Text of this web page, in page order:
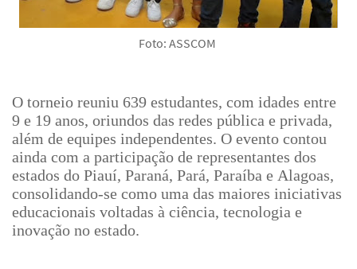
Foto: ASSCOM
O torneio reuniu 639 estudantes, com idades entre
9 e 19 anos, oriundos das redes pública e privada,
além de equipes independentes. O evento contou
ainda com a participação de representantes dos
estados do Piauí, Paraná, Pará, Paraíba e Alagoas,
consolidando-se como uma das maiores iniciativas
educacionais voltadas à ciência, tecnologia e
inovação no estado.